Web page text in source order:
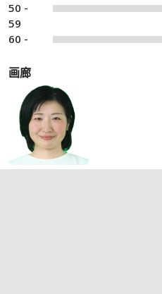
50 -
59
60 -
画廊